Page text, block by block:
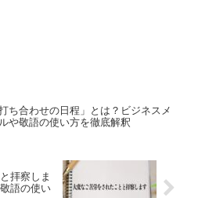
打ち合わせの日程」とは？ビジネスメ
や敬語の使い方を徹底解釈
拝察しま
語の使い